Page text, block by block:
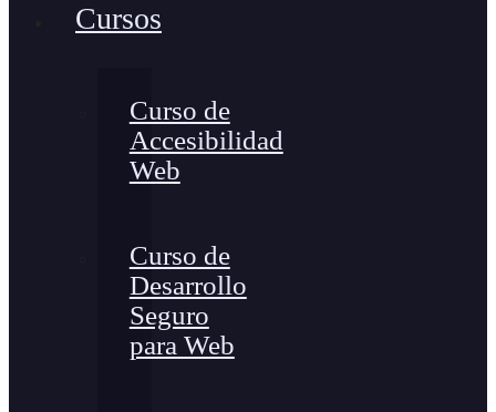
Cursos
Curso de
Accesibilidad
Web
Curso de
Desarrollo
Seguro
para Web